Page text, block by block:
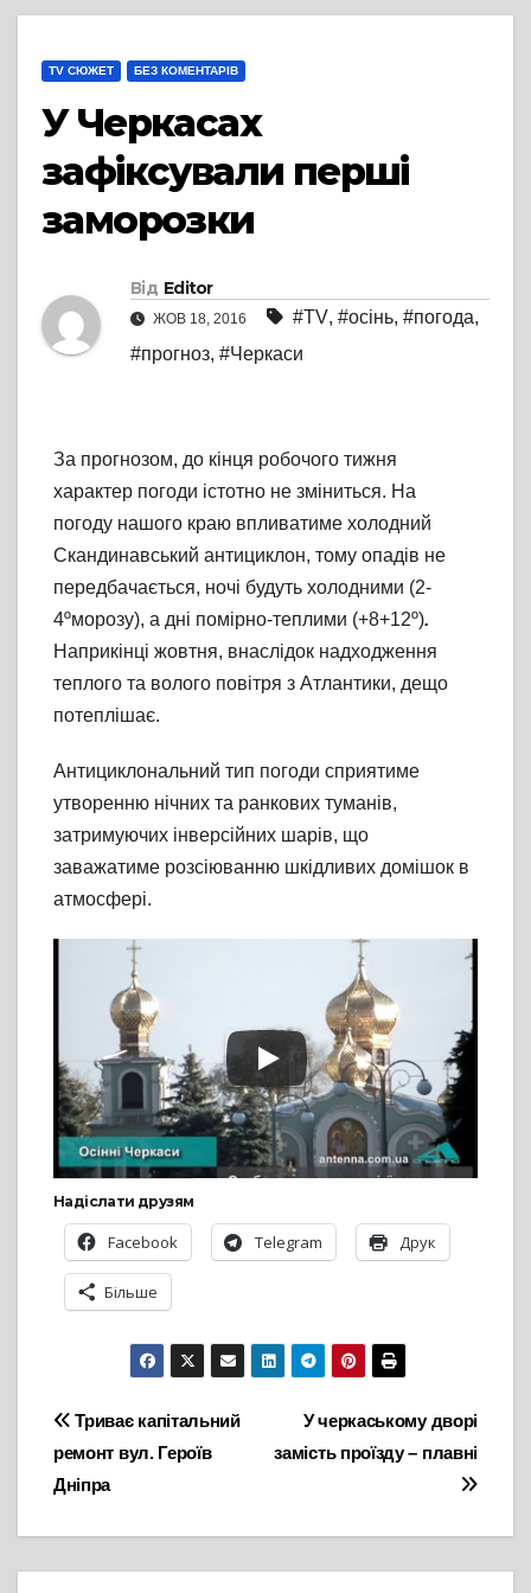
TV СЮЖЕТ БЕЗ КОМЕНТАРІВ
У Черкасах
зафіксували перші
заморозки
Від Editor
ЖОВ 18, 2016 #TV, #осінь, #погода,
#прогноз, #Черкаси
За прогнозом, до кінця робочого тижня
характер погоди істотно не зміниться. На
погоду нашого краю впливатиме холодний
Скандинавський антициклон, тому опадів не
передбачається, ночі будуть холодними (2-
4ºморозу), а дні помірно-теплими (+8+12º).
Наприкінці жовтня, внаслідок надходження
теплого та волого повітря з Атлантики, дещо
потеплішає.
Антициклональний тип погоди сприятиме
утворенню нічних та ранкових туманів,
затримуючих інверсійних шарів, що
заважатиме розсіюванню шкідливих домішок в
атмосфері.
Надіслати друзям
Facebook Telegram Друк
Більше
Навігація
записів
У черкаському дворі
замість проїзду – плавні
Триває капітальний
ремонт вул. Героїв
Дніпра